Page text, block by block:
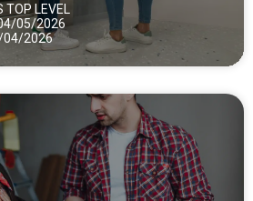
TOP LEVEL
05/2026
04/2026